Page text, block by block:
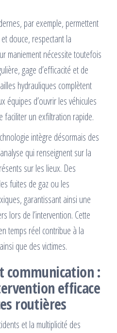
par exemple, permettent
douce, respectant la
maniement nécessite toutefois
gage d’efficacité et de
hydrauliques complètent
équipes d’ouvrir les véhicules
faciliter un exfiltration rapide.
intègre désormais des
qui renseignent sur la
sur les lieux. Des
fuites de gaz ou les
garantissant ainsi une
lors de l’intervention. Cette
temps réel contribue à la
que des victimes.
communication :
efficace
routières
et la multiplicité des